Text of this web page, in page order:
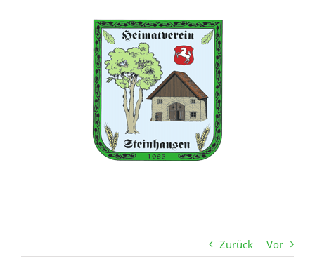
Zurück Vor